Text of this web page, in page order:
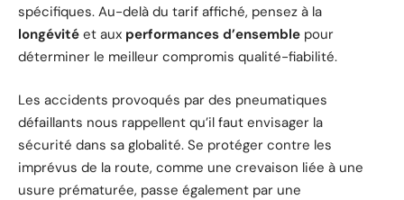
spécifiques. Au-delà du tarif affiché, pensez à la
longévité et aux performances d’ensemble pour
déterminer le meilleur compromis qualité-fiabilité.
Les accidents provoqués par des pneumatiques
défaillants nous rappellent qu’il faut envisager la
sécurité dans sa globalité. Se protéger contre les
imprévus de la route, comme une crevaison liée à une
usure prématurée, passe également par une